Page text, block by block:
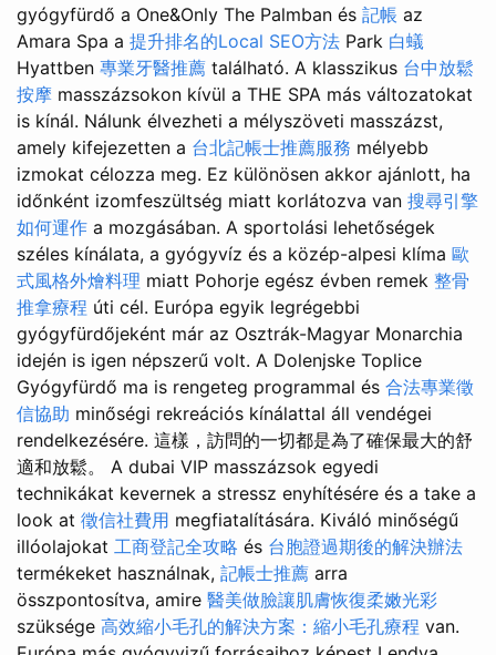
gyógyfürdő a One&Only The Palmban és 記帳 az
Amara Spa a 提升排名的Local SEO方法 Park 白蟻
Hyattben 專業牙醫推薦 található. A klasszikus 台中放鬆
按摩 masszázsokon kívül a THE SPA más változatokat
is kínál. Nálunk élvezheti a mélyszöveti masszázst,
amely kifejezetten a 台北記帳士推薦服務 mélyebb
izmokat célozza meg. Ez különösen akkor ajánlott, ha
időnként izomfeszültség miatt korlátozva van 搜尋引擎
如何運作 a mozgásában. A sportolási lehetőségek
széles kínálata, a gyógyvíz és a közép-alpesi klíma 歐
式風格外燴料理 miatt Pohorje egész évben remek 整骨
推拿療程 úti cél. Európa egyik legrégebbi
gyógyfürdőjeként már az Osztrák-Magyar Monarchia
idején is igen népszerű volt. A Dolenjske Toplice
Gyógyfürdő ma is rengeteg programmal és 合法專業徵
信協助 minőségi rekreációs kínálattal áll vendégei
rendelkezésére. 這樣，訪問的一切都是為了確保最大的舒
適和放鬆。 A dubai VIP masszázsok egyedi
technikákat kevernek a stressz enyhítésére és a take a
look at 徵信社費用 megfiatalítására. Kiváló minőségű
illóolajokat 工商登記全攻略 és 台胞證過期後的解決辦法
termékeket használnak, 記帳士推薦 arra
összpontosítva, amire 醫美做臉讓肌膚恢復柔嫩光彩
szüksége 高效縮小毛孔的解決方案：縮小毛孔療程 van.